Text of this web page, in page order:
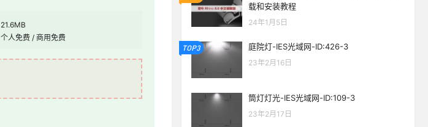
21.6MB
个人免费 / 商用免费
载和安装教程
24年1月5日
TOP3 庭院灯-IES光域网-ID:426-3
23年2月16日
筒灯灯光-IES光域网-ID:109-3
23年2月17日